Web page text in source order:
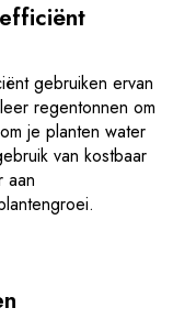
gebruiken ervan
regentonnen om
je planten water
van kostbaar
aan